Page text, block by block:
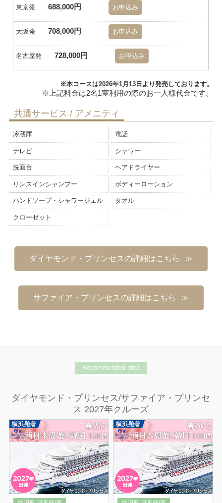
東京発 688,000円 お申込み
大阪発 708,000円 お申込み
名古屋発 728,000円 お申込み
※本コースは2026年1月13日より発売しております。
共通サービス / アメニティ
冷蔵庫 電話
テレビ シャワー
洗面台 ヘアドライヤー
リンスインシャンプー ボディーローション
ハンドソープ・シャワージェル タオル
クローゼット
ダイヤモンド・プリンセスの詳細はこちら
サファイア・プリンセスの詳細はこちら
Recommended area
ダイヤモンド・プリンセス/サファイア・プリンセ
ス 2027年クルーズ
詳細はこちら